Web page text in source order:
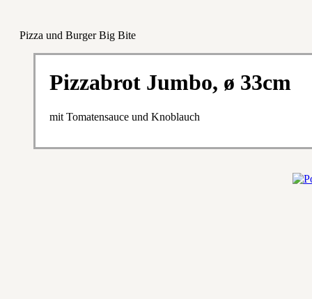
Pizza und Burger Big Bite
Pizzabrot Jumbo, ø 33cm
mit Tomatensauce und Knoblauch